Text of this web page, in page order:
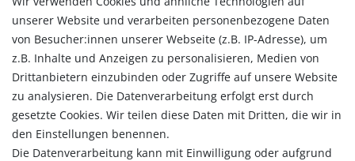
Versandarten & -kosten
Widerrufsrecht
Vertrag widerrufen
Konto
Login
Registrieren
Warenkorb
Zur Kasse
unserer Website und verarbeiten personenbezogene Daten
von Besucher:innen unserer Webseite (z.B. IP-Adresse), um
z.B. Inhalte und Anzeigen zu personalisieren, Medien von
Drittanbietern einzubinden oder Zugriffe auf unsere Website
zu analysieren. Die Datenverarbeitung erfolgt erst durch
gesetzte Cookies. Wir teilen diese Daten mit Dritten, die wir in
den Einstellungen benennen.
Die Datenverarbeitung kann mit Einwilligung oder aufgrund